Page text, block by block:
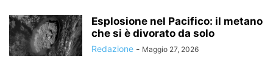
Esplosione nel Pacifico: il metano
che si è divorato da solo
Redazione - Maggio 27, 2026